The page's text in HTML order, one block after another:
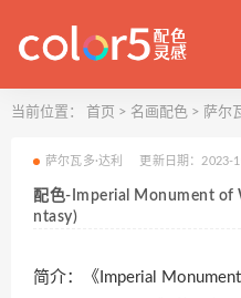
当前位置： 首页 > 名画配色 > 萨尔
萨尔瓦多·达利 更新日期：2023-
配色-Imperial Monument of
ntasy)
简介：《Imperial